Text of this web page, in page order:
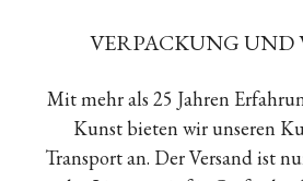
VERPACKUNG UND
Mit mehr als 25 Jahren
Kunst bieten wir unseren
Transport an. Der Versand ist